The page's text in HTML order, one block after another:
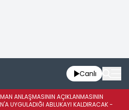
Canlı
ANLAŞMASININ AÇIKLANMASININ
UYGULADIĞI ABLUKAYI KALDIRACAK -